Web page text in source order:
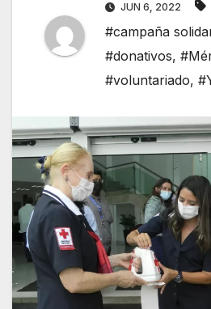
JUN 6, 2022
#campaña
#donativos,
#voluntariado,